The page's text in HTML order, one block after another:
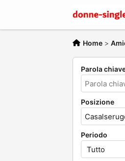
Home >
Parola
Posizione
Periodo